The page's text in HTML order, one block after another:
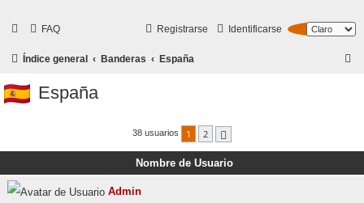
FAQ Identificarse
Registrarse
Índice general Banderas España
España
38 usuarios 1 2
Nombre de Usuario
Admin